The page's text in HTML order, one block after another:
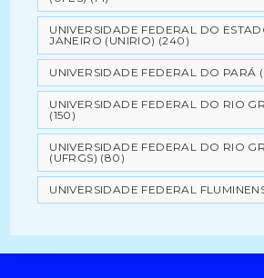
UNIVERSIDADE FEDERAL DO
JANEIRO (UNIRIO) (240)
UNIVERSIDADE FEDERAL DO PARÁ
UNIVERSIDADE FEDERAL DO RIO
(150)
UNIVERSIDADE FEDERAL DO RIO
(UFRGS) (80)
UNIVERSIDADE FEDERAL